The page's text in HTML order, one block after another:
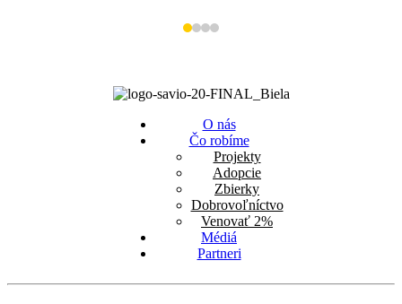
O nás
Čo robíme
Projekty
Adopcie
Zbierky
Dobrovoľníctvo
Venovať 2%
Médiá
Partneri